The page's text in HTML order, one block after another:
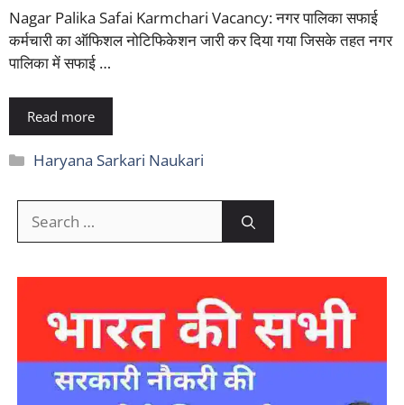
Nagar Palika Safai Karmchari Vacancy: नगर पालिका सफाई
कर्मचारी का ऑफिशल नोटिफिकेशन जारी कर दिया गया जिसके तहत नगर
पालिका में सफाई …
Read more
Categories
Haryana Sarkari Naukari
for: